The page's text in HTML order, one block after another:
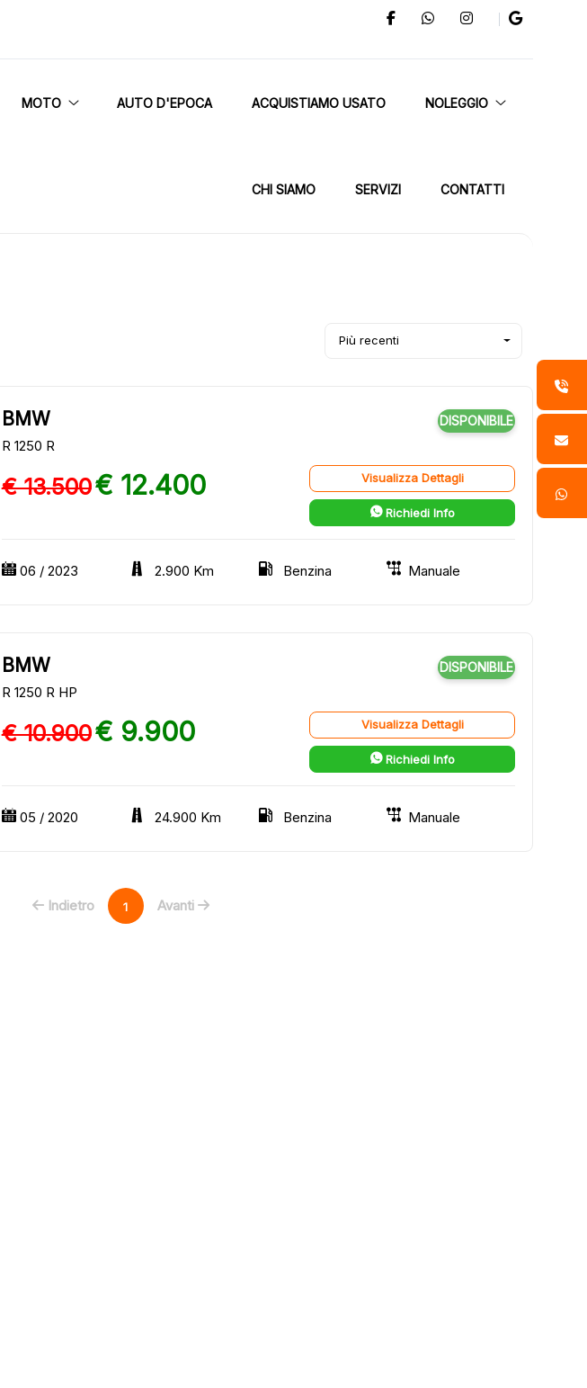
MOTO AUTO D'EPOCA ACQUISTIAMO USATO NOLEGGIO
CHI SIAMO SERVIZI CONTATTI
Più recenti
BMW
R 1250 R
DISPONIBILE
€ 13.500€ 12.400 Visualizza Dettagli
Richiedi Info
06 / 2023 2.900 Km Benzina Manuale
BMW
R 1250 R HP
DISPONIBILE
€ 10.900€ 9.900 Visualizza Dettagli
Richiedi Info
05 / 2020 24.900 Km Benzina Manuale
Indietro 1 Avanti